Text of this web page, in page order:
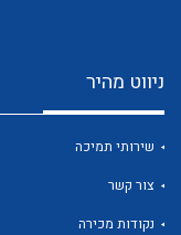
ניווט מהיר
שירותי תמיכה
צור קשר
נקודות מכירה